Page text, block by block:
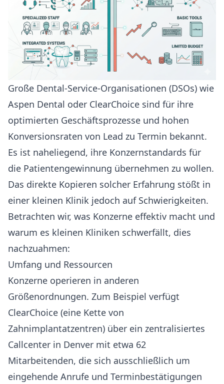
Große Dental-Service-Organisationen (DSOs) wie
Aspen Dental oder ClearChoice sind für ihre
optimierten Geschäftsprozesse und hohen
Konversionsraten von Lead zu Termin bekannt.
Es ist naheliegend, ihre Konzernstandards für
die Patientengewinnung übernehmen zu wollen.
Das direkte Kopieren solcher Erfahrung stößt in
einer kleinen Klinik jedoch auf Schwierigkeiten.
Betrachten wir, was Konzerne effektiv macht und
warum es kleinen Kliniken schwerfällt, dies
nachzuahmen:
Umfang und Ressourcen
Konzerne operieren in anderen
Größenordnungen. Zum Beispiel verfügt
ClearChoice (eine Kette von
Zahnimplantatzentren) über ein zentralisiertes
Callcenter in Denver mit etwa 62
Mitarbeitenden, die sich ausschließlich um
eingehende Anrufe und Terminbestätigungen